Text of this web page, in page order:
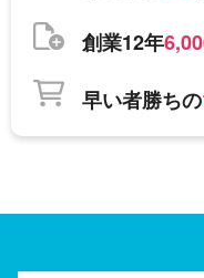
創業12年
早い者勝ちの